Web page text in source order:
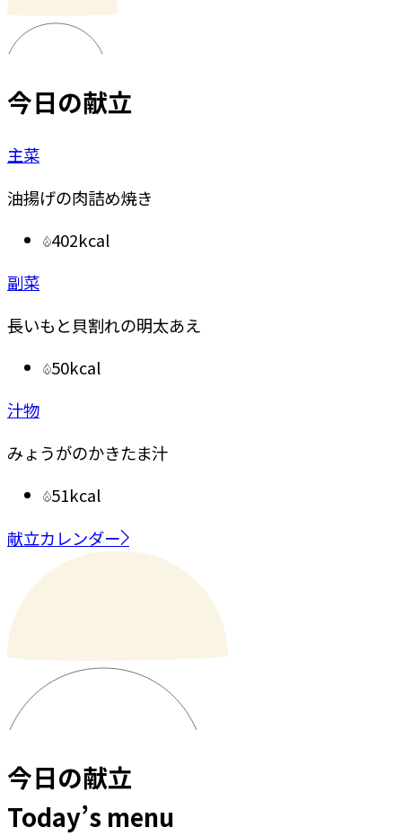
今日の献立
主菜
油揚げの肉詰め焼き
402kcal
副菜
長いもと貝割れの明太あえ
50kcal
汁物
みょうがのかきたま汁
51kcal
献立カレンダー
今日の献立
Today’s menu